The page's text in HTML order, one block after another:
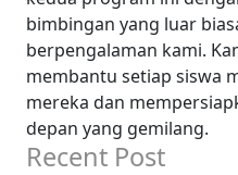
bimbingan yang luar
berpengalaman kami.
membantu setiap siswa
mereka dan
depan yang gemilang.
Recent Post